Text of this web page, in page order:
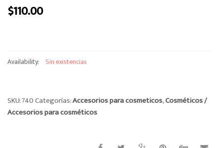
$110.00
Availability: Sin existencias
SKU:740Categorías:Accesorios para cosmeticos,Cosméticos /
Accesorios para cosméticos